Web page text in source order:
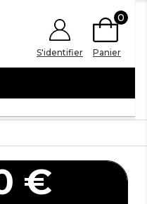
S'identifier
0
Panier
€